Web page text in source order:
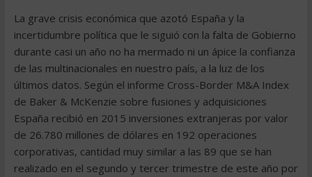
La grave crisis económica que azotó España y la
incertidumbre política que le siguió con la falta de Gobierno
durante casi un año no ha mermado ni un ápice la confianza
de las multinacionales en nuestro país, a la luz de los
últimos datos. Según el informe Cross-Border M&A Index
de Baker & McKenzie sobre fusiones y adquisiciones
España recibió en 2015 inversiones extranjeras por valor
de 26.780 millones de dólares en 192 operaciones
corporativas, cantidad muy similar a las 89 que se han
realizado en el segundo y tercer trimestre de este año por